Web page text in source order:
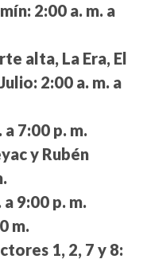
2:00 a. m. a
alta, La Era, El
2:00 a. m. a
a 7:00 p. m.
y Rubén
a 9:00 p. m.
m.
1, 2, 7 y 8: